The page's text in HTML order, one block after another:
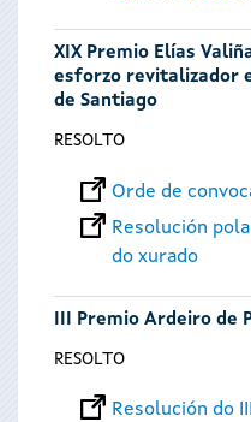
XIX Premio Elías
esforzo revitalizador
de Santiago
RESOLTO
Orde de
Resolución
do xurado
III Premio Ardeiro de
RESOLTO
Resolución do